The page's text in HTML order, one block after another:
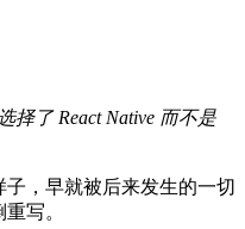
择了 React Native 而不是
，早就被后来发生的一切
写。